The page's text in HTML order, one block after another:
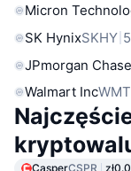
Micron
SK HynixSKHY
JPmorgan
Walmart IncWMT
CasperCSPR